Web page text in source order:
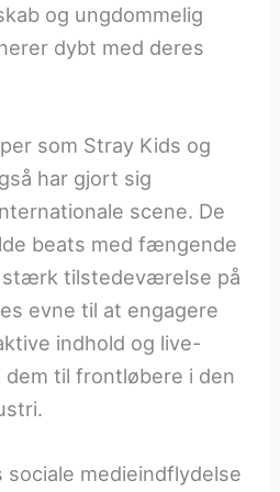
og ungdommelig
dybt med deres
som Stray Kids og
har gjort sig
scene. De
beats med fængende
stærk tilstedeværelse på
evne til at engagere
indhold og live-
til frontløbere i den
sociale medieindflydelse